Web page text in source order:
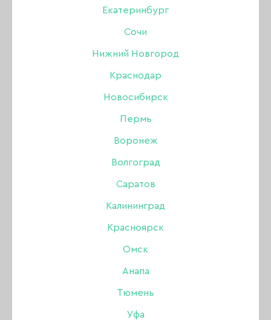
Екатеринбург
Сочи
Нижний Новгород
Краснодар
Новосибирск
Пермь
Воронеж
Волгоград
Саратов
Калининград
Красноярск
Омск
Анапа
Тюмень
Уфа
Гель-лак Tint To Tint 11,